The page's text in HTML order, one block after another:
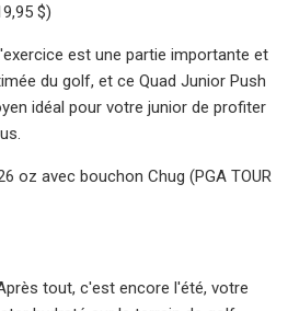
$)
est une partie importante et
du golf, et ce Quad Junior Push
idéal pour votre junior de profiter
oz avec bouchon Chug (PGA TOUR
tout, c'est encore l'été, votre